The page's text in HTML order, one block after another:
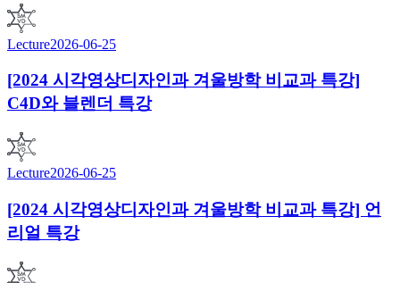
Lecture2026-06-25
[2024 시각영상디자인과 겨울방학 비교과 특강]
C4D와 블렌더 특강
Lecture2026-06-25
[2024 시각영상디자인과 겨울방학 비교과 특강] 언
리얼 특강